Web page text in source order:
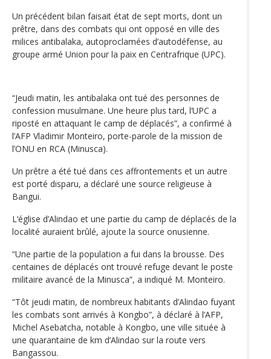
Un précédent bilan faisait état de sept morts, dont un
prêtre, dans des combats qui ont opposé en ville des
milices antibalaka, autoproclamées d’autodéfense, au
groupe armé Union pour la paix en Centrafrique (UPC).
“Jeudi matin, les antibalaka ont tué des personnes de
confession musulmane. Une heure plus tard, l’UPC a
riposté en attaquant le camp de déplacés”, a confirmé à
l’AFP Vladimir Monteiro, porte-parole de la mission de
l’ONU en RCA (Minusca).
Un prêtre a été tué dans ces affrontements et un autre
est porté disparu, a déclaré une source religieuse à
Bangui.
L‘église d’Alindao et une partie du camp de déplacés de la
localité auraient brûlé, ajoute la source onusienne.
“Une partie de la population a fui dans la brousse. Des
centaines de déplacés ont trouvé refuge devant le poste
militaire avancé de la Minusca”, a indiqué M. Monteiro.
“Tôt jeudi matin, de nombreux habitants d’Alindao fuyant
les combats sont arrivés à Kongbo”, à déclaré à l’AFP,
Michel Asebatcha, notable à Kongbo, une ville située à
une quarantaine de km d’Alindao sur la route vers
Bangassou.